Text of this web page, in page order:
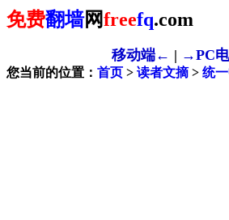
免费翻墙网freefq.com
移动端← | →PC
您当前的位置： 首页 > 读者文摘> 统